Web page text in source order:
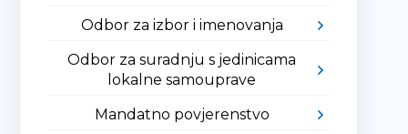
Odbor za izbor i imenovanja
Odbor za suradnju s jedinicama
lokalne samouprave
Mandatno povjerenstvo